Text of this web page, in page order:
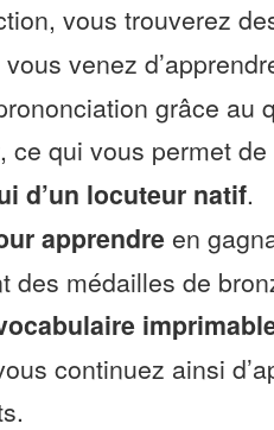
vous trouverez
venez
grâce au
ce qui vous permet de
d’un locuteur natif.
apprendre en
des médailles de
continuez ainsi